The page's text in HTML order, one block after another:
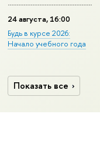
24 августа, 16:00
Будь в курсе 2026:
Начало учебного года
Показать все